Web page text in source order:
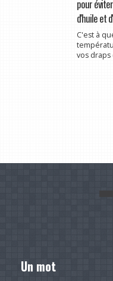
pour
d'huile et
C'est à
vos draps
Un mot